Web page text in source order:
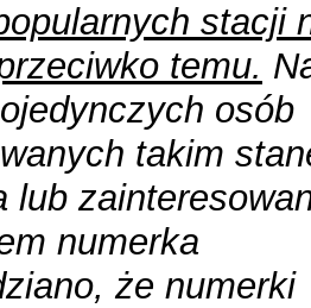
stacji
temu.
osób
takim
lub
numerka
że numerki